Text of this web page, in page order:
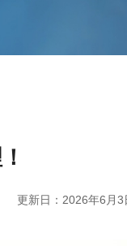
更新日： 2026年6月3